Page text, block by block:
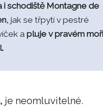
i schodiště Montagne de
jak se třpytí v pestré
apluje v pravém moři
je neomluvitelné.